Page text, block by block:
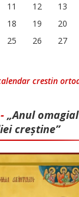
11 12 13
18 19 20
25 26 27
crestin
„Anul
creștine”